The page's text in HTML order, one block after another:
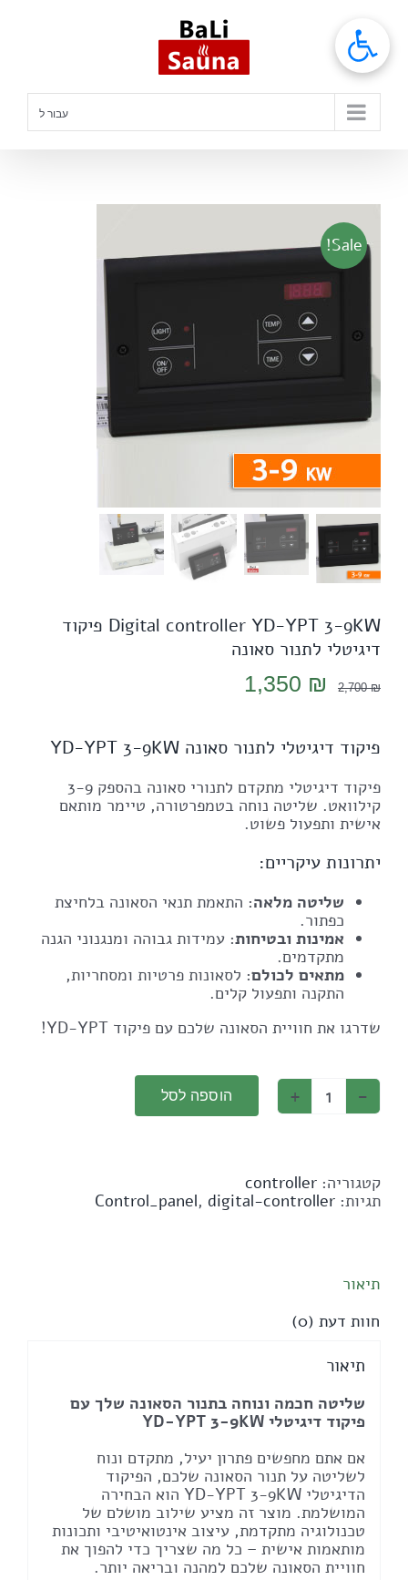
עבור ל
Sale!
Digital controller YD-YPT 3-9KW פיקוד
דיגיטלי לתנור סאונה
2,700₪
המחיר
היה:
2,700 ₪.
1,350 ₪
1,350 ₪.
פיקוד דיגיטלי לתנור סאונה YD-YPT 3-9KW
פיקוד דיגיטלי מתקדם לתנורי סאונה בהספק 3-9
קילוואט. שליטה נוחה בטמפרטורה, טיימר מותאם
אישית ותפעול פשוט.
יתרונות עיקריים:
שליטה מלאה: התאמת תנאי הסאונה בלחיצת
כפתור.
אמינות ובטיחות: עמידות גבוהה ומנגנוני הגנה
מתקדמים.
מתאים לכולם: לסאונות פרטיות ומסחריות,
התקנה ותפעול קלים.
שדרגו את חוויית הסאונה שלכם עם פיקוד YD-YPT!
כמות
YD-
YPT
3-
הוספה לסל
קטגוריה: controller
תגיות:
Control_panel, digital-controller
תיאור
חוות דעת (0)
תיאור
שליטה חכמה ונוחה בתנור הסאונה שלך עם
פיקוד דיגיטלי YD-YPT 3-9KW
אם אתם מחפשים פתרון יעיל, מתקדם ונוח
לשליטה על תנור הסאונה שלכם, הפיקוד
הדיגיטלי YD-YPT 3-9KW הוא הבחירה
המושלמת. מוצר זה מציע שילוב מושלם של
טכנולוגיה מתקדמת, עיצוב אינטואיטיבי ותכונות
מותאמות אישית – כל מה שצריך כדי להפוך את
חוויית הסאונה שלכם למהנה ובריאה יותר.